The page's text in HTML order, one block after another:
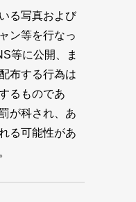
る写真および
ン等を行なっ
等に公開、ま
布する行為は
るものであ
が科され、あ
る可能性があ